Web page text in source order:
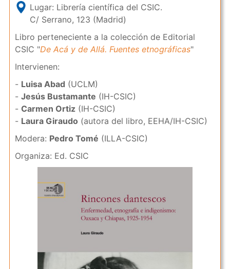
Lugar: Librería científica del CSIC.
C/ Serrano, 123 (Madrid)
Libro perteneciente a la colección de Editorial
CSIC "De Acá y de Allá. Fuentes etnográficas"
Intervienen:
- Luisa Abad (UCLM)
- Jesús Bustamante (IH-CSIC)
- Carmen Ortiz(IH-CSIC)
- Laura Giraudo (autora del libro, EEHA/IH-CSIC)
Modera: Pedro Tomé (ILLA-CSIC)
Organiza: Ed. CSIC